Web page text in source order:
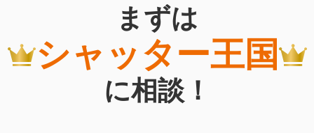
まずは
シャッター王国
に相談！